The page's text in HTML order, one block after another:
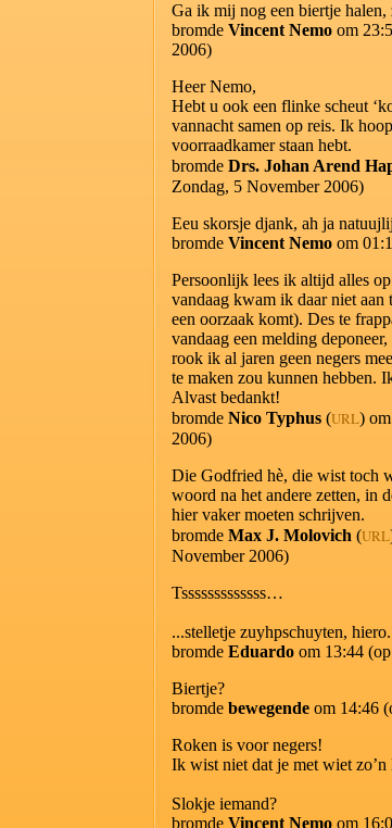
Ga ik mij nog een biertje halen,
bromde Vincent Nemo om
2006)
Heer Nemo,
Hebt u ook een flinke scheut
vannacht samen op reis. Ik
voorraadkamer staan hebt.
bromde Drs. Johan Arend
Zondag, 5 November 2006)
Eeu skorsje djank, ah ja
bromde Vincent Nemo om
Persoonlijk lees ik altijd alles
vandaag kwam ik daar niet
een oorzaak komt). Des te
vandaag een melding
rook ik al jaren geen negers
te maken zou kunnen hebben.
Alvast bedankt!
bromde Nico Typhus (URL)
2006)
Die Godfried hè, die wist toch
woord na het andere zetten, in
hier vaker moeten schrijven.
bromde Max J. Molovich (URL
November 2006)
Tsssssssssssss…
...stelletje zuyhpschuyten, hiero.
bromde Eduardo om 13:44
Biertje?
bromde bewegende om 14:46
Roken is voor negers!
Ik wist niet dat je met wiet zo’n
Slokje iemand?
bromde Vincent Nemo om